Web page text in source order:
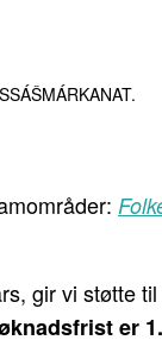
gir vi støtte
er